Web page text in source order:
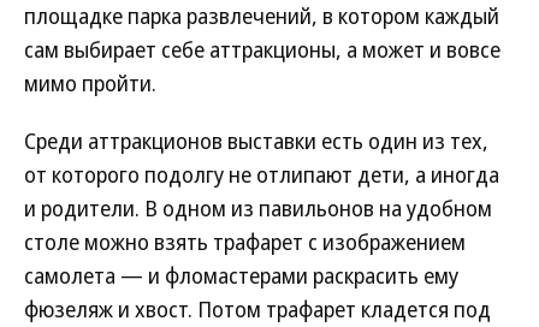
площадке парка развлечений, в котором каждый
сам выбирает себе аттракционы, а может и вовсе
мимо пройти.
Среди аттракционов выставки есть один из тех,
от которого подолгу не отлипают дети, а иногда
и родители. В одном из павильонов на удобном
столе можно взять трафарет с изображением
самолета — и фломастерами раскрасить ему
фюзеляж и хвост. Потом трафарет кладется под